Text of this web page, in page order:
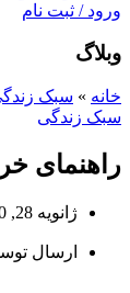
ورود / ثبت نام
وبلاگ
خانه » سبک
سبک زندگی
راهنمای
ژانویه 28, 2020
ارسال